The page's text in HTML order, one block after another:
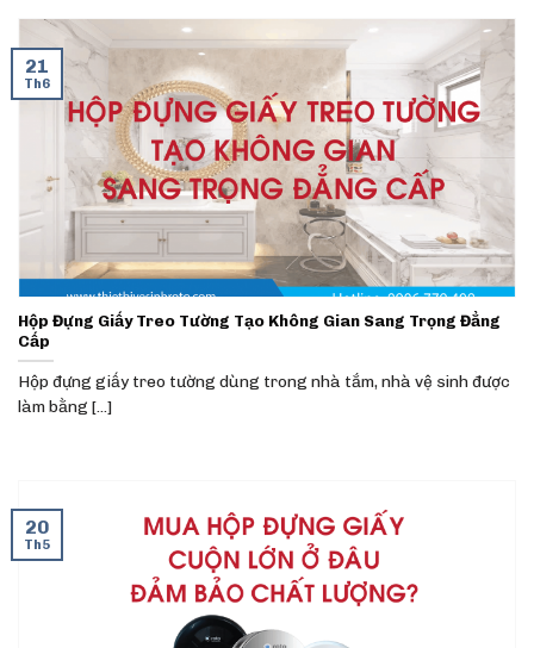
Hộp Đựng Giấy Treo Tường Tạo Không Gian Sang Trọng Đẳng
Cấp
Hộp đựng giấy treo tường dùng trong nhà tắm, nhà vệ sinh được
làm bằng [...]
21
Th6
20
Th5